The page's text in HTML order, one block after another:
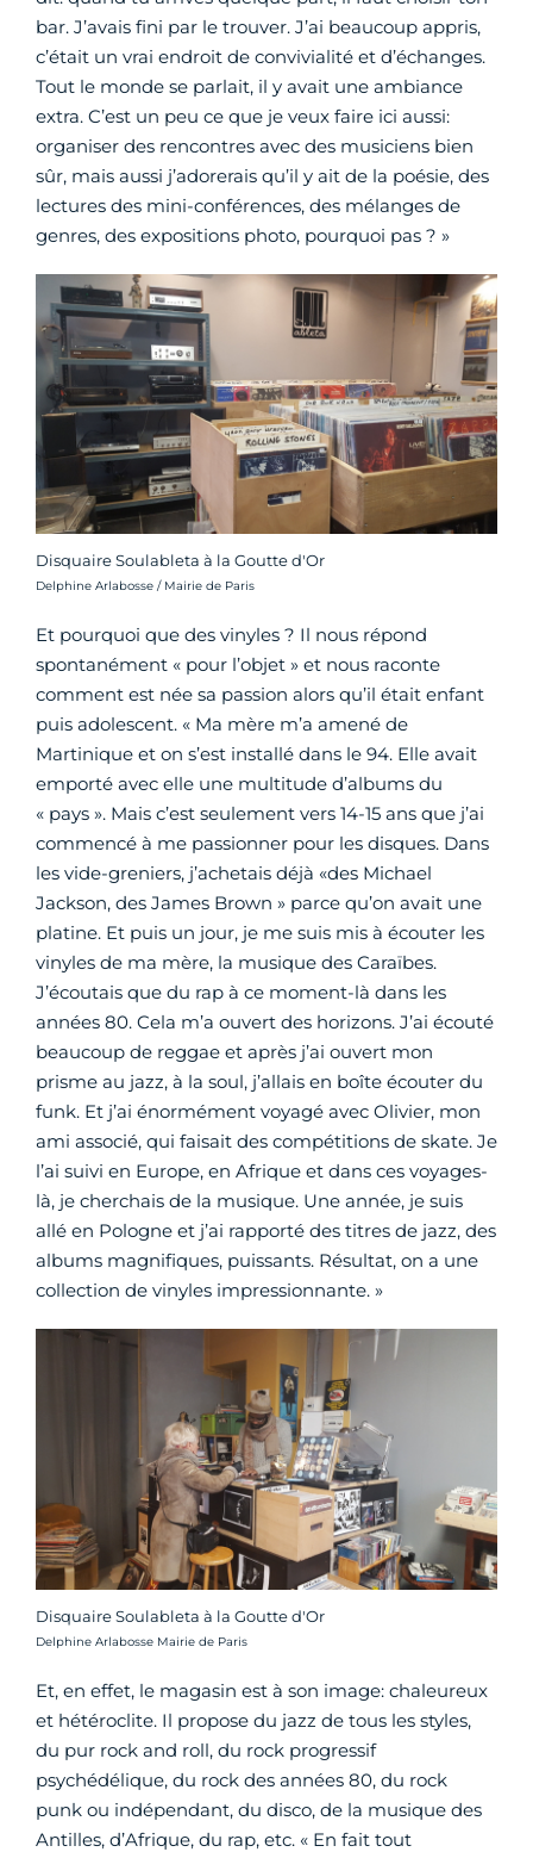
bar. J’avais fini par le trouver. J’ai beaucoup appris,
c’était un vrai endroit de convivialité et d’échanges.
Tout le monde se parlait, il y avait une ambiance
extra. C’est un peu ce que je veux faire ici aussi:
organiser des rencontres avec des musiciens bien
sûr, mais aussi j’adorerais qu’il y ait de la poésie, des
lectures des mini-conférences, des mélanges de
genres, des expositions photo, pourquoi pas ? »
Disquaire Soulableta à la Goutte d'Or
Crédit photo :
Delphine Arlabosse / Mairie de Paris
Et pourquoi que des vinyles ? Il nous répond
spontanément « pour l’objet » et nous raconte
comment est née sa passion alors qu’il était enfant
puis adolescent. « Ma mère m’a amené de
Martinique et on s’est installé dans le 94. Elle avait
emporté avec elle une multitude d’albums du
« pays ». Mais c’est seulement vers 14-15 ans que j’ai
commencé à me passionner pour les disques. Dans
les vide-greniers, j’achetais déjà «des Michael
Jackson, des James Brown » parce qu’on avait une
platine. Et puis un jour, je me suis mis à écouter les
vinyles de ma mère, la musique des Caraïbes.
J’écoutais que du rap à ce moment-là dans les
années 80. Cela m’a ouvert des horizons. J’ai écouté
beaucoup de reggae et après j’ai ouvert mon
prisme au jazz, à la soul, j’allais en boîte écouter du
funk. Et j’ai énormément voyagé avec Olivier, mon
ami associé, qui faisait des compétitions de skate. Je
l’ai suivi en Europe, en Afrique et dans ces voyages-
là, je cherchais de la musique. Une année, je suis
allé en Pologne et j’ai rapporté des titres de jazz, des
albums magnifiques, puissants. Résultat, on a une
collection de vinyles impressionnante. »
Disquaire Soulableta à la Goutte d'Or
Crédit photo :
Delphine Arlabosse Mairie de Paris
Et, en effet, le magasin est à son image: chaleureux
et hétéroclite. Il propose du jazz de tous les styles,
du pur rock and roll, du rock progressif
psychédélique, du rock des années 80, du rock
punk ou indépendant, du disco, de la musique des
Antilles, d’Afrique, du rap, etc. « En fait tout